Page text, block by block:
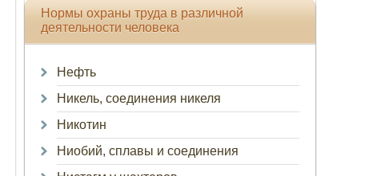
Нормы охраны труда в различной
деятельности человека
Нефть
Никель, соединения никеля
Никотин
Ниобий, сплавы и соединения